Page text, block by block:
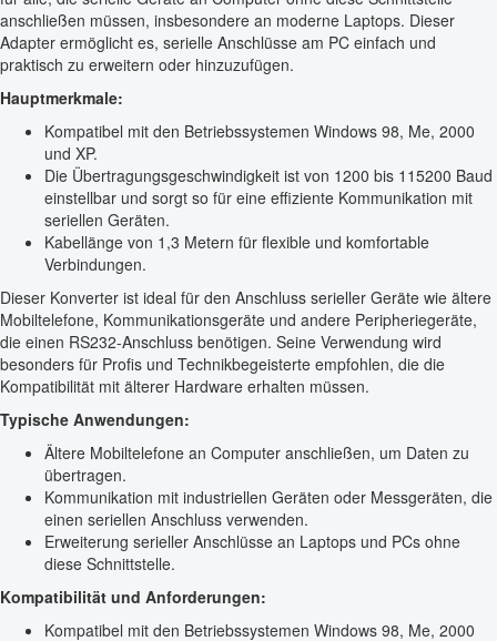
anschließen müssen, insbesondere an moderne Laptops. Dieser
Adapter ermöglicht es, serielle Anschlüsse am PC einfach und
praktisch zu erweitern oder hinzuzufügen.
Hauptmerkmale:
Kompatibel mit den Betriebssystemen Windows 98, Me, 2000
und XP.
Die Übertragungsgeschwindigkeit ist von 1200 bis 115200 Baud
einstellbar und sorgt so für eine effiziente Kommunikation mit
seriellen Geräten.
Kabellänge von 1,3 Metern für flexible und komfortable
Verbindungen.
Dieser Konverter ist ideal für den Anschluss serieller Geräte wie ältere
Mobiltelefone, Kommunikationsgeräte und andere Peripheriegeräte,
die einen RS232-Anschluss benötigen. Seine Verwendung wird
besonders für Profis und Technikbegeisterte empfohlen, die die
Kompatibilität mit älterer Hardware erhalten müssen.
Typische Anwendungen:
Ältere Mobiltelefone an Computer anschließen, um Daten zu
übertragen.
Kommunikation mit industriellen Geräten oder Messgeräten, die
einen seriellen Anschluss verwenden.
Erweiterung serieller Anschlüsse an Laptops und PCs ohne
diese Schnittstelle.
Kompatibilität und Anforderungen:
Kompatibel mit den Betriebssystemen Windows 98, Me, 2000